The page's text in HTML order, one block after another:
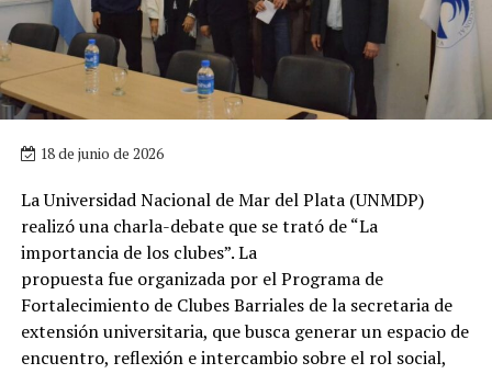
18 de junio de 2026
La Universidad Nacional de Mar del Plata (UNMDP)
realizó una charla-debate que se trató de “La
importancia de los clubes”. La
propuesta fue organizada por el Programa de
Fortalecimiento de Clubes Barriales de la secretaria de
extensión universitaria, que busca generar un espacio de
encuentro, reflexión e intercambio sobre el rol social,